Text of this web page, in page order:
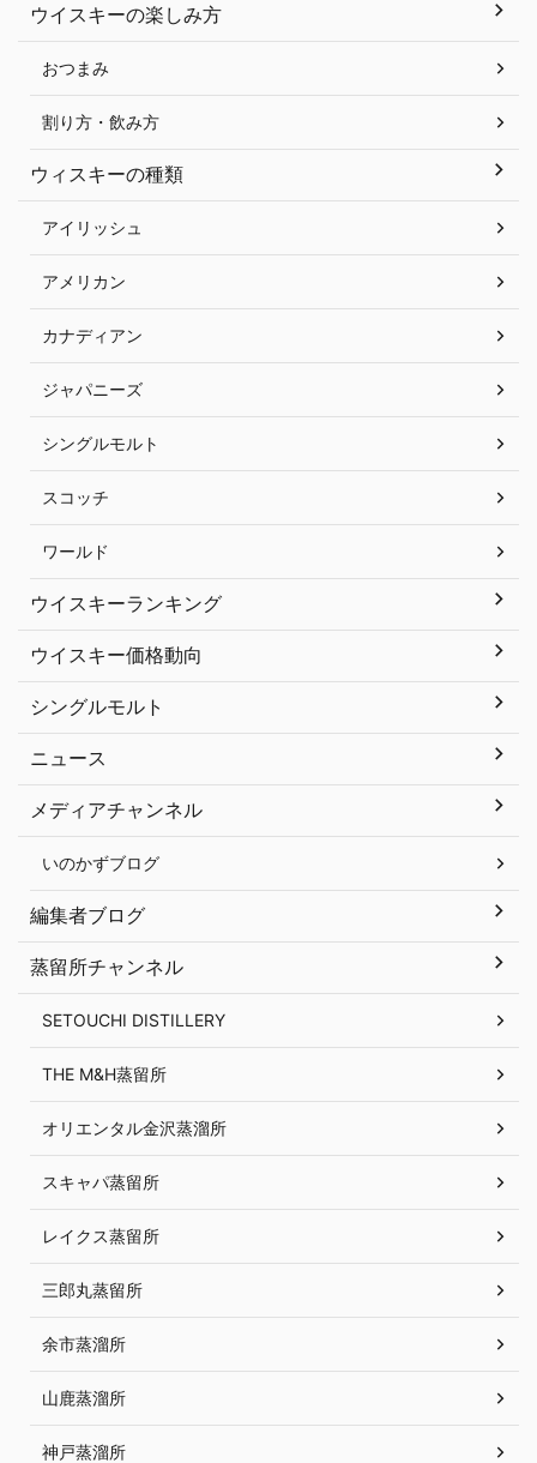
ウイスキーの楽しみ方
おつまみ
割り方・飲み方
ウィスキーの種類
アイリッシュ
アメリカン
カナディアン
ジャパニーズ
シングルモルト
スコッチ
ワールド
ウイスキーランキング
ウイスキー価格動向
シングルモルト
ニュース
メディアチャンネル
いのかずブログ
編集者ブログ
蒸留所チャンネル
SETOUCHI DISTILLERY
THE M&H蒸留所
オリエンタル金沢蒸溜所
スキャパ蒸留所
レイクス蒸留所
三郎丸蒸留所
余市蒸溜所
山鹿蒸溜所
神戸蒸溜所